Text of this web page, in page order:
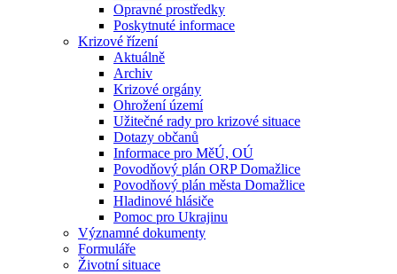
Opravné prostředky
Poskytnuté informace
Krizové řízení
Aktuálně
Archiv
Krizové orgány
Ohrožení území
Užitečné rady pro krizové situace
Dotazy občanů
Informace pro MěÚ, OÚ
Povodňový plán ORP Domažlice
Povodňový plán města Domažlice
Hladinové hlásiče
Pomoc pro Ukrajinu
Významné dokumenty
Formuláře
Životní situace